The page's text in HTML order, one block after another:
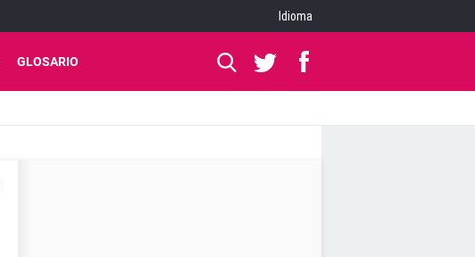
Idioma
GLOSARIO